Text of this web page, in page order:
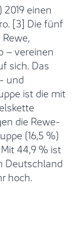
einen
[3] Die fünf
– vereinen
sich. Das
und
ist die mit
die Rewe-
(16,5 %)
44,9 % ist
Deutschland
hoch.